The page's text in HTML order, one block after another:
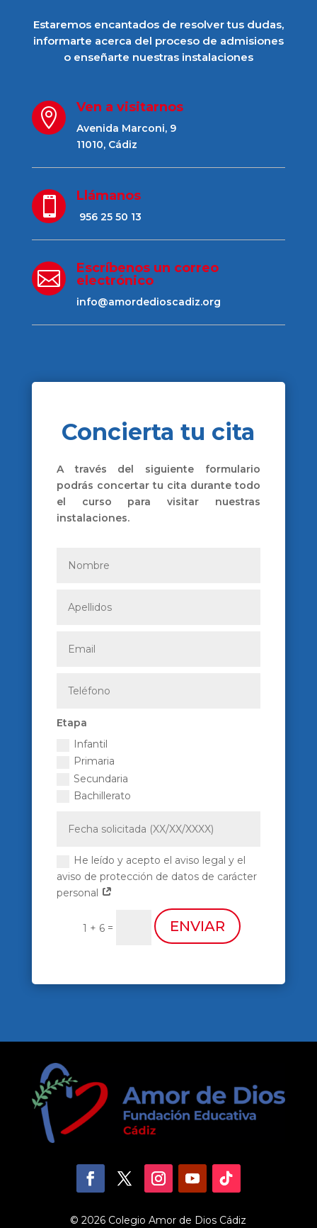
Estaremos encantados de resolver tus dudas,
informarte acerca del proceso de admisiones
o enseñarte nuestras instalaciones
 Ven a visitarnos
Avenida Marconi, 9
11010, Cádiz
 Llámanos
956 25 50 13

Escríbenos un correo
electrónico
info@amordedioscadiz.org
Concierta tu cita
A través del siguiente formulario
podrás concertar tu cita durante todo
el curso para visitar nuestras
instalaciones.
Etapa
Infantil
Primaria
Secundaria
Bachillerato
He leído y acepto el aviso legal y el
aviso de protección de datos de carácter
personal
1 + 6= ENVIAR
© 2026 Colegio Amor de Dios Cádiz